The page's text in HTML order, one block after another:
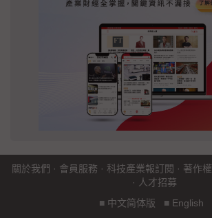
關於我們 · 會員服務 · 科技產業報訂閱 · 著作權
· 人才招募
■ 中文简体版 ■ English